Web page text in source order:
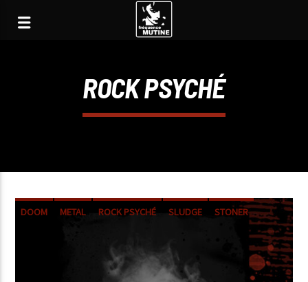
ROCK PSYCHÉ
DOOM METAL ROCK PSYCHÉ SLUDGE STONER